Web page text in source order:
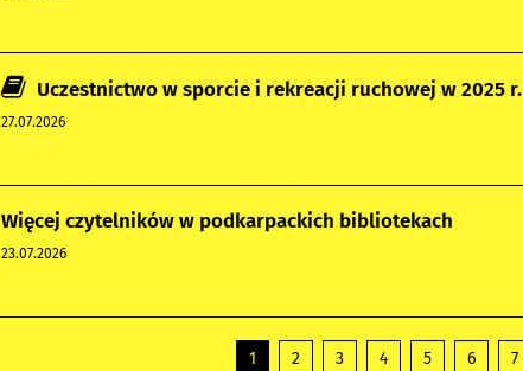
Uczestnictwo w sporcie i rekreacji ruchowej w 2025 r.
27.07.2026
Więcej czytelników w podkarpackich bibliotekach
23.07.2026
1 2 3 4 5 6 7